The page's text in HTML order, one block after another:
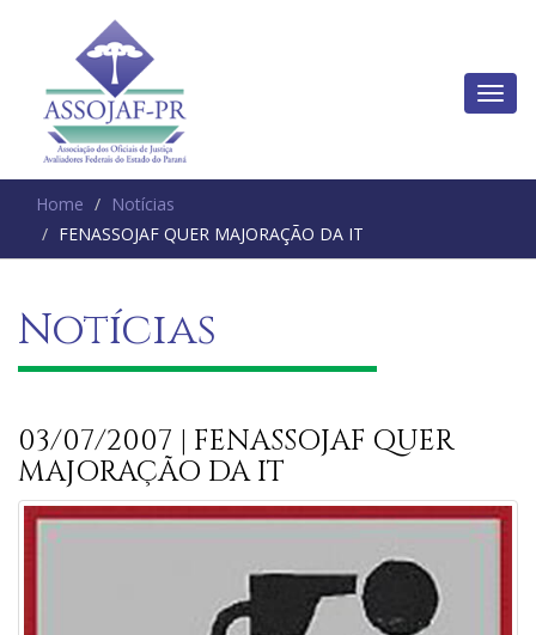
Home
Notícias
FENASSOJAF QUER MAJORAÇÃO DA IT
Notícias
03/07/2007 | FENASSOJAF QUER
MAJORAÇÃO DA IT